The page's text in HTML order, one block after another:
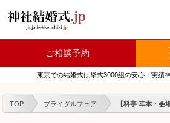
神社を探す
会場を探す
衣裳
ご相談予約
東京での結婚式は挙式3000組の安心・実績
TOP ブライダルフェア 【料亭 幸本・